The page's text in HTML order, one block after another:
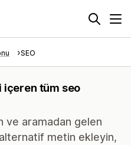
SEO
tüm seo
ve aramadan gelen
metin ekleyin,